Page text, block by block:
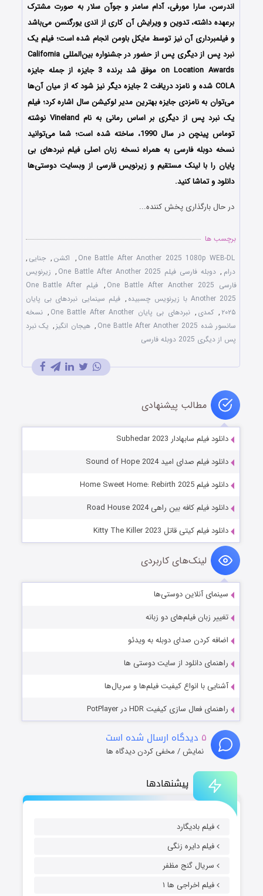
پیشنهادها
فیلم بادیگارد
فیلم دایره زنگی
سریال گنج مظفر
فیلم اخراجی ها ۱
اندرسن، سارا مورفی، آدام سامنر و جوآن سلار به صورت مشترک
برعهده داشته، تدوین و ویرایش آن کاری از اندی یورگنسن می‌باشد
و فیلمبرداری آن نیز توسط مایکل باومن انجام شده است؛ فیلم یک
نبرد پس از دیگری پس از حضور در جشنواره‌‌‌‌‌ بین‌المللی California
on Location Awards موفق شد برنده 3 جایزه از جمله جایزه
COLA شده و نامزد دریافت 2 جایزه دیگر نیز شود که از میان آن‌ها
می‌توان به نامزدی جایزه بهترین مدیر لوکیشن سال اشاره کرد؛ فیلم
یک نبرد پس از دیگری بر اساس رمانی به نام Vineland نوشته
توماس پینچن در سال 1990، ساخته شده است؛ شما می‌توانید
نسخه دوبله فارسی به همراه نسخه زبان اصلی فیلم نبردهای بی
پایان را با ‌لینک مستقیم و زیرنویس فارسی از وبسایت دوستی‌ها
دانلود و تماشا کنید.
در حال بارگذاری پخش کننده...
برچسب ها
One Battle After Another 2025 1080p WEB-DL
, اکشن , جنایی ,
درام , دوبله فارسی فیلم One Battle After Another 2025 , زیرنویس
فارسی One Battle After Another 2025
,
فیلم One Battle After
Another 2025 با زیرنویس چسبیده
, فیلم سینمایی نبردهای بی پایان
۲۰۲۵ , کمدی , نبردهای بی پایان One Battle After Another , نسخه
سانسور شده One Battle After Another 2025
, هیجان انگیز , یک نبرد
پس از دیگری 2025 دوبله فارسی
مطالب پیشنهادی
دانلود فیلم سابهادار Subhedar 2023
دانلود فیلم صدای امید Sound of Hope 2024
دانلود فیلم Home Sweet Home: Rebirth 2025
دانلود فیلم کافه بین راهی Road House 2024
دانلود فیلم کیتی قاتل Kitty The Killer 2023
لینک‌های کاربردی
سینمای آنلاین دوستی‌ها
تغییر زبان فیلم‌های دو زبانه
اضافه کردن صدای دوبله به ویدئو
راهنمای دانلود از سایت دوستی ها
آشنایی با انواع کیفیت فیلم‌ها و سریال‌ها
راهنمای فعال سازی کیفیت HDR در PotPlayer
۵ دیدگاه ارسال شده است
نمایش / مخفی کردن دیدگاه ها